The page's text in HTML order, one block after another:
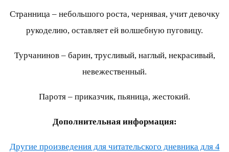
Странница – небольшого роста, чернявая, учит девочку
рукоделию, оставляет ей волшебную пуговицу.
Турчанинов – барин, трусливый, наглый, некрасивый,
невежественный.
Паротя – приказчик, пьяница, жестокий.
Дополнительная информация:
Другие произведения для читательского дневника для 4